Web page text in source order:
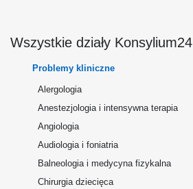
Wszystkie działy Konsylium24
Problemy kliniczne
Alergologia
Anestezjologia i intensywna terapia
Angiologia
Audiologia i foniatria
Balneologia i medycyna fizykalna
Chirurgia dziecięca